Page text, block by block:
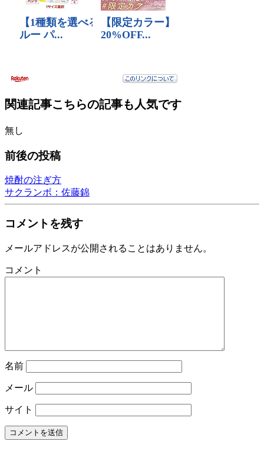
関連記事こちらの記事も人気です
無し
前後の投稿
焼酎の注ぎ方
サクランボ：佐藤錦
コメントを残す
メールアドレスが公開されることはありません。
コメント
名前
メール
サイト